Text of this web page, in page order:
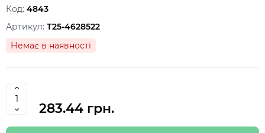
Код: 4843
Артикул: Т25-4628522
Немає в наявності
283.44 грн.